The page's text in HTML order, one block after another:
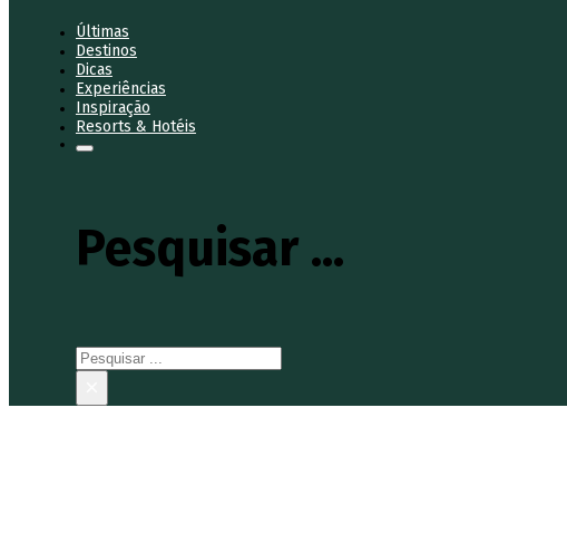
Últimas
Destinos
Dicas
Experiências
Inspiração
Resorts & Hotéis
Pesquisar ...
Pesquisar